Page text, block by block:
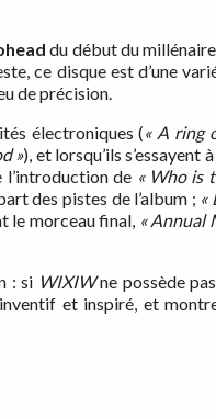
du début du
ce disque est d’une
de précision.
électroniques (« A ring
»), et lorsqu’ils s’essayent
l’introduction de « Who is
des pistes de l’album ; «
le morceau final, « Annual
: si WIXIWne possède
et inspiré, et